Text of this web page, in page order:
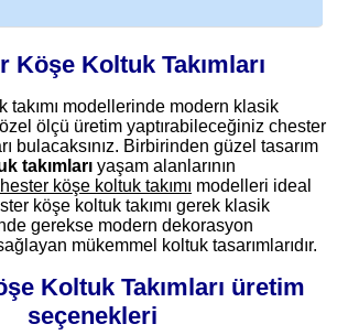
Köşe Koltuk Takımları
takımı modellerinde modern klasik
ölçü üretim yaptırabileceğiniz chester
bulacaksınız. Birbirinden güzel tasarım
takımlarıyaşam alanlarının
köşe koltuk takımı modelleri ideal
köşe koltuk takımı gerek klasik
gerekse modern dekorasyon
mükemmel koltuk tasarımlarıdır.
Koltuk Takımları üretim
seçenekleri